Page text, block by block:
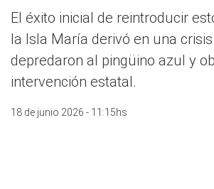
El éxito inicial de reintroducir
la Isla María derivó en una
depredaron al pingüino azul y
intervención estatal.
18 de junio 2026 - 11:15hs